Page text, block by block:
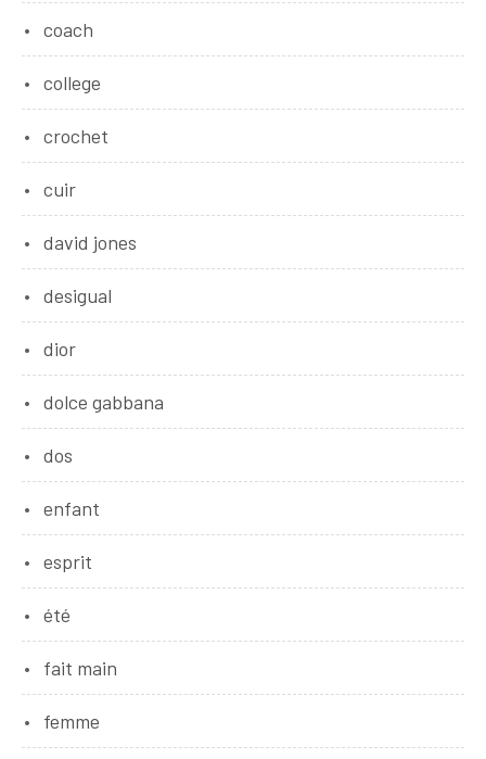
coach
college
crochet
cuir
david jones
desigual
dior
dolce gabbana
dos
enfant
esprit
été
fait main
femme